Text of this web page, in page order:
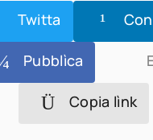
Twitta
Pubblìca
Copia lìnk